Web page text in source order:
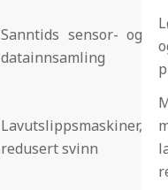
Sanntids sensor- og
datainnsamling
Lavutslippsmaskiner,
redusert svinn